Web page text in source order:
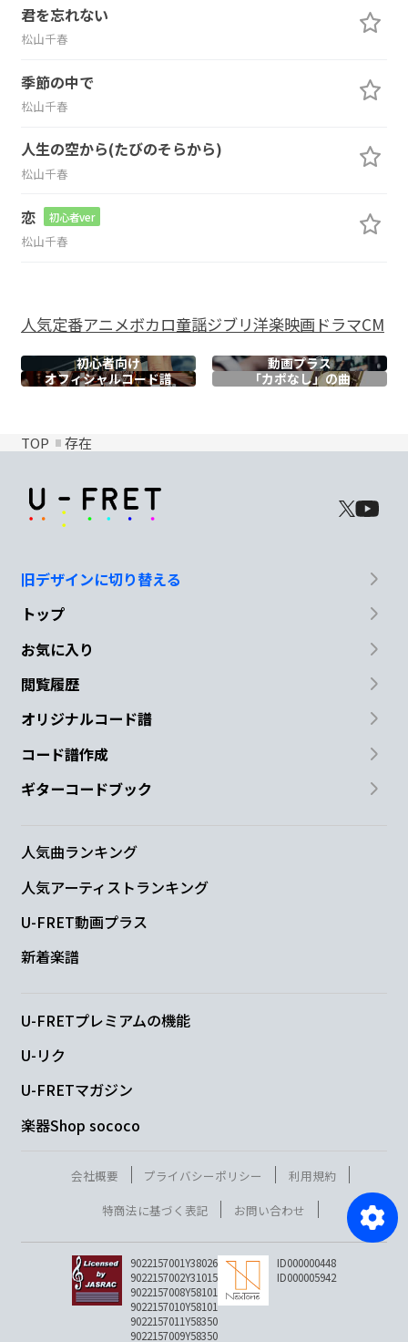
君を忘れない
松山千春
季節の中で
松山千春
人生の空から(たびのそらから)
松山千春
恋 初心者ver
松山千春
人気定番アニメボカロ童謡ジブリ洋楽映画ドラマCM
初心者向け
動画プラス
オフィシャルコード譜 「カポなし」の曲
TOP 存在
旧デザインに切り替える
トップ
お気に入り
閲覧履歴
オリジナルコード譜
コード譜作成
ギターコードブック
人気曲ランキング
人気アーティストランキング
U-FRET動画プラス
新着楽譜
U-FRETプレミアムの機能
U-リク
U-FRETマガジン
楽器Shop sococo
会社概要 プライバシーポリシー
利用規約
特商法に基づく表記
お問い合わせ
9022157001Y38026
9022157002Y31015
9022157008Y58101
9022157010Y58101
9022157011Y58350
9022157009Y58350
ID000000448
ID000005942